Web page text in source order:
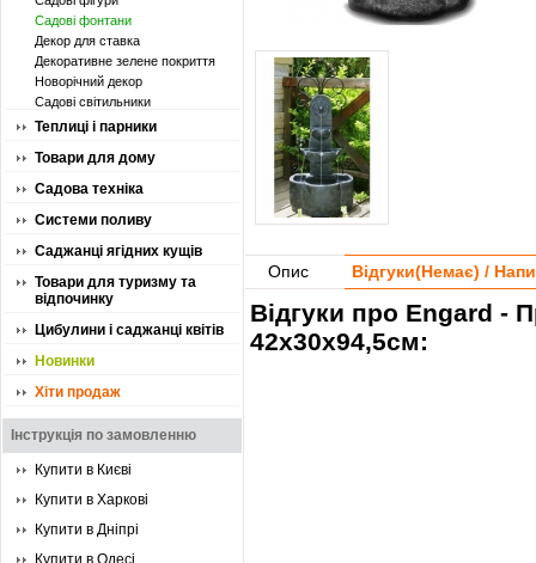
Садові фонтани
Декор для ставка
Декоративне зелене покриття
Новорічний декор
Садові світильники
Теплиці і парники
Товари для дому
Садова техніка
Системи поливу
Саджанці ягідних кущів
Товари для туризму та
відпочинку
Цибулини і саджанці квітів
Новинки
Хіти продаж
Інструкція по замовленню
Купити в Києві
Купити в Харкові
Купити в Дніпрі
Купити в Одесі
Опис Відгуки(Немає) /
Відгуки про Engard -
42х30х94,5см: